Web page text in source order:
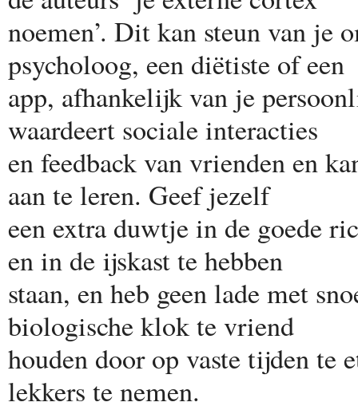
noemen’. Dit kan steun van je
psycholoog, een diëtiste of een
app, afhankelijk van je
waardeert sociale interacties
en feedback van vrienden en
aan te leren. Geef jezelf
een extra duwtje in de goede
en in de ijskast te hebben
staan, en heb geen lade met
biologische klok te vriend
houden door op vaste tijden te
lekkers te nemen.